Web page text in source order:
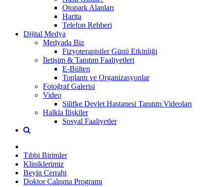
Otopark Alanları
Harita
Telefon Rehberi
Dijital Medya
Medyada Biz
Fizyoterapistler Günü Etkinliği
İletişim & Tanıtım Faaliyetleri
E-Bülten
Toplantı ve Organizasyonlar
Fotoğraf Galerisi
Video
Silifke Devlet Hastanesi Tanıtım Videoları
Halkla İlişkiler
Sosyal Faaliyetler
Tıbbi Birimler
Kliniklerimiz
Beyin Cerrahi
Doktor Çalışma Programı